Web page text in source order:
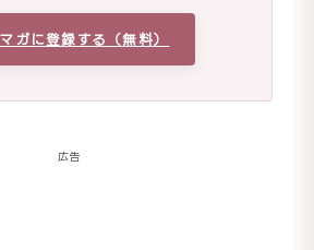
ガに登録する（無料）
広告